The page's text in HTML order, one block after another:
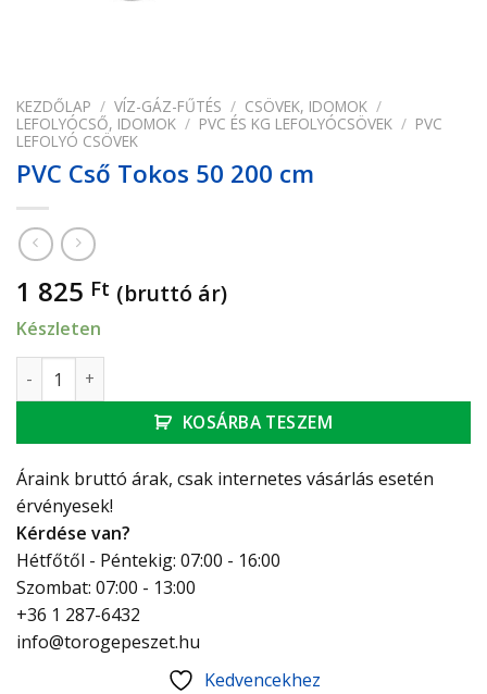
KEZDŐLAP / VÍZ-GÁZ-FŰTÉS / CSÖVEK, IDOMOK /
LEFOLYÓCSŐ, IDOMOK / PVC ÉS KG LEFOLYÓCSÖVEK / PVC
LEFOLYÓ CSÖVEK
PVC Cső Tokos 50 200 cm
1 825 Ft (bruttó ár)
Készleten
PVC Cső Tokos 50 200 cm mennyiség
KOSÁRBA TESZEM
Áraink bruttó árak, csak internetes vásárlás esetén
érvényesek!
Kérdése van?
Hétfőtől - Péntekig: 07:00 - 16:00
Szombat: 07:00 - 13:00
+36 1 287-6432
info@torogepeszet.hu
Kedvencekhez